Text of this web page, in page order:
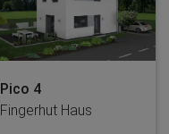
Pico 4
Fingerhut Haus